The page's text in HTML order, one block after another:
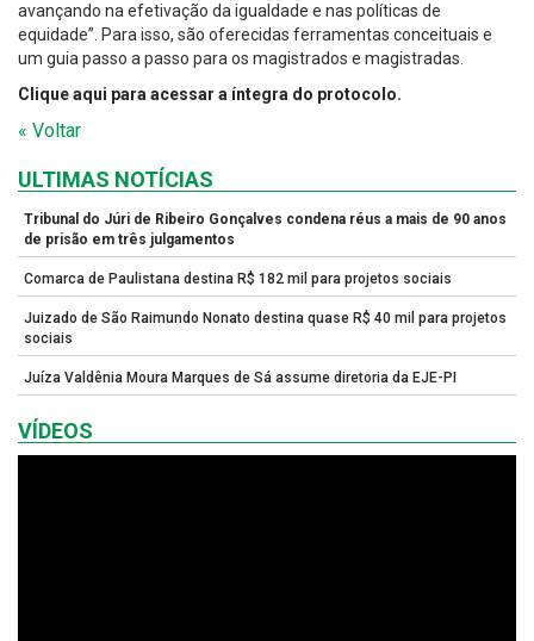
avançando na efetivação da igualdade e nas políticas de
equidade”. Para isso, são oferecidas ferramentas conceituais e
um guia passo a passo para os magistrados e magistradas.
Clique aqui para acessar a íntegra do protocolo.
« Voltar
ULTIMAS NOTÍCIAS
Tribunal do Júri de Ribeiro Gonçalves condena réus a mais de 90 anos
de prisão em três julgamentos
Comarca de Paulistana destina R$ 182 mil para projetos sociais
Juizado de São Raimundo Nonato destina quase R$ 40 mil para projetos
sociais
Juíza Valdênia Moura Marques de Sá assume diretoria da EJE-PI
VÍDEOS